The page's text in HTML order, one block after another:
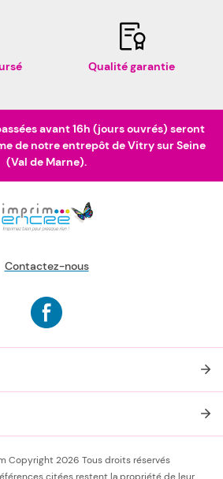
Qualité garantie
avant 16h (jours ouvrés) seront
de notre entrepôt de Vitry sur Seine
(Val de Marne).
Contactez-nous
Copyright 2026 Tous droits réservés
citées restent la propriété de leur